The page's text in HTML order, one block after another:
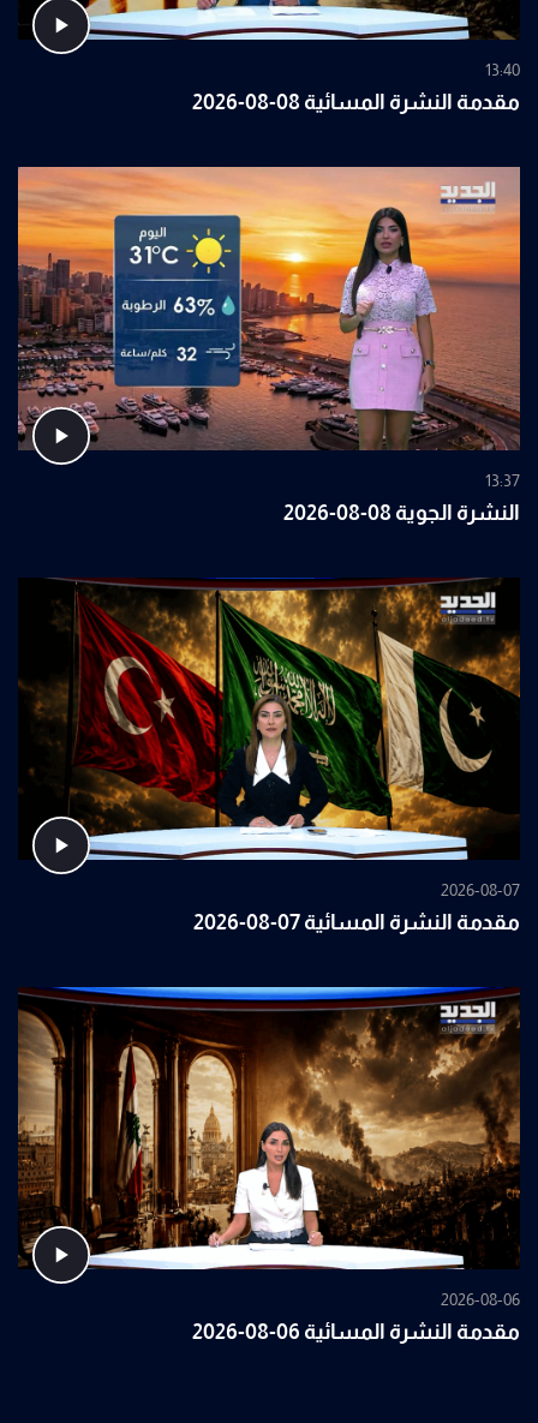
13:40
مقدمة النشرة المسائية 08-08-2026
13:37
النشرة الجوية 08-08-2026
2026-08-07
مقدمة النشرة المسائية 07-08-2026
2026-08-06
مقدمة النشرة المسائية 06-08-2026